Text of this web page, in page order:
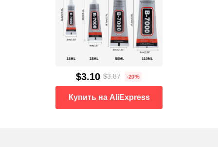
$3.10 $3.87 -20%
Купить на AliExpress